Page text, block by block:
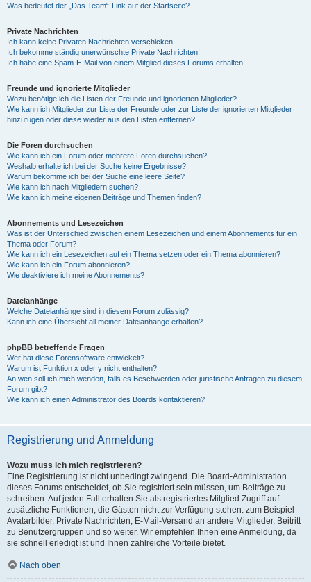
Was bedeutet der „Das Team“-Link auf der Startseite?
Private Nachrichten
Ich kann keine Privaten Nachrichten verschicken!
Ich bekomme ständig unerwünschte Private Nachrichten!
Ich habe eine Spam-E-Mail von einem Mitglied dieses Forums erhalten!
Freunde und ignorierte Mitglieder
Wozu benötige ich die Listen der Freunde und ignorierten Mitglieder?
Wie kann ich Mitglieder zur Liste der Freunde oder zur Liste der ignorierten Mitglieder
hinzufügen oder diese wieder aus den Listen entfernen?
Die Foren durchsuchen
Wie kann ich ein Forum oder mehrere Foren durchsuchen?
Weshalb erhalte ich bei der Suche keine Ergebnisse?
Warum bekomme ich bei der Suche eine leere Seite?
Wie kann ich nach Mitgliedern suchen?
Wie kann ich meine eigenen Beiträge und Themen finden?
Abonnements und Lesezeichen
Was ist der Unterschied zwischen einem Lesezeichen und einem Abonnements für ein
Thema oder Forum?
Wie kann ich ein Lesezeichen auf ein Thema setzen oder ein Thema abonnieren?
Wie kann ich ein Forum abonnieren?
Wie deaktiviere ich meine Abonnements?
Dateianhänge
Welche Dateianhänge sind in diesem Forum zulässig?
Kann ich eine Übersicht all meiner Dateianhänge erhalten?
phpBB betreffende Fragen
Wer hat diese Forensoftware entwickelt?
Warum ist Funktion x oder y nicht enthalten?
An wen soll ich mich wenden, falls es Beschwerden oder juristische Anfragen zu diesem
Forum gibt?
Wie kann ich einen Administrator des Boards kontaktieren?
Registrierung und Anmeldung
Wozu muss ich mich registrieren?
Eine Registrierung ist nicht unbedingt zwingend. Die Board-Administration
dieses Forums entscheidet, ob Sie registriert sein müssen, um Beiträge zu
schreiben. Auf jeden Fall erhalten Sie als registriertes Mitglied Zugriff auf
zusätzliche Funktionen, die Gästen nicht zur Verfügung stehen: zum Beispiel
Avatarbilder, Private Nachrichten, E-Mail-Versand an andere Mitglieder, Beitritt
zu Benutzergruppen und so weiter. Wir empfehlen Ihnen eine Anmeldung, da
sie schnell erledigt ist und Ihnen zahlreiche Vorteile bietet.
Nach oben